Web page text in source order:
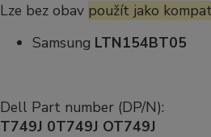
Lze bez obav použít jako
Samsung LTN154BT05
Dell Part number (DP/N):
T749J 0T749J OT749J